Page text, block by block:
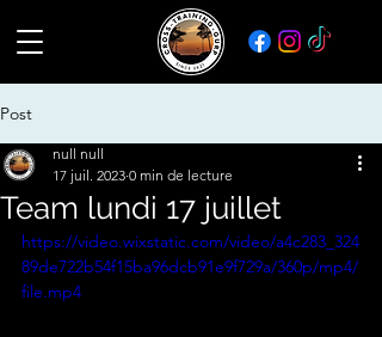
Post
Team lundi 17 juillet
null null
17 juil. 2023 0 min de lecture
https://video.wixstatic.com/video/a4c283_324
89de722b54f15ba96dcb91e9f729a/360p/mp4/
file.mp4